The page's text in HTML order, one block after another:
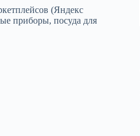
(Яндекс
приборы, посуда для